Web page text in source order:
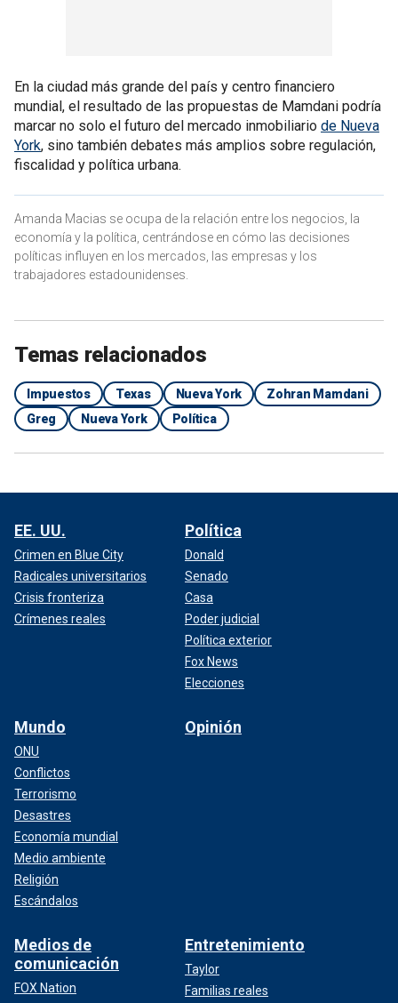
En la ciudad más grande del país y centro financiero
mundial, el resultado de las propuestas de Mamdani podría
marcar no solo el futuro del mercado inmobiliario de Nueva
York, sino también debates más amplios sobre regulación,
fiscalidad y política urbana.
Amanda Macias se ocupa de la relación entre los negocios, la
economía y la política, centrándose en cómo las decisiones
políticas influyen en los mercados, las empresas y los
trabajadores estadounidenses.
Temas relacionados
Impuestos Texas Nueva York
Zohran Mamdani
Greg
Nueva York Política
EE. UU.
Crimen en Blue City
Radicales universitarios
Crisis fronteriza
Crímenes reales
Política
Donald
Senado
Casa
Poder judicial
Política exterior
Fox News
Elecciones
Mundo
ONU
Conflictos
Terrorismo
Desastres
Economía mundial
Medio ambiente
Religión
Escándalos
Opinión
Medios de
comunicación
FOX Nation
Entretenimiento
Taylor
Familias reales